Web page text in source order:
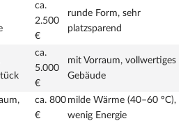
ca.
2.500
€
runde Form, sehr
platzsparend
ca.
5.000
€
mit Vorraum, vollwertiges
Gebäude
ca. 800
€
milde Wärme (40–60 °C),
wenig Energie